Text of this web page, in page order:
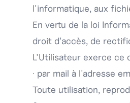
l'informatique, aux
En vertu de la loi
droit d'accès, de
L'Utilisateur exerce ce
· par mail à l'adresse
Toute utilisation,